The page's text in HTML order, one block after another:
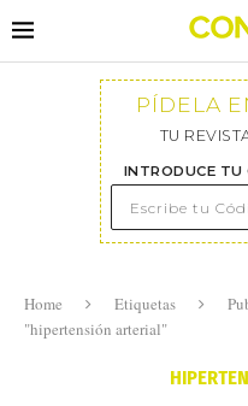
PÍDELA
TU
INTRODUCE TU
Home Etiquetas
"hipertensión arterial"